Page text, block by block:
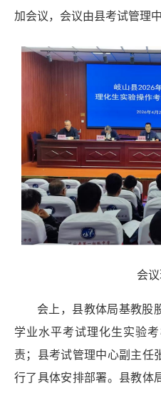
加会议，会议由县考试管理
会
会上，县教体局基教股
学业水平考试理化生实验
责；县考试管理中心副主任
行了具体安排部署。县教体